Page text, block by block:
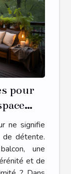
pour
détente
ne signifie
de détente.
une
et de